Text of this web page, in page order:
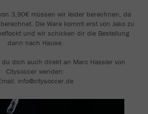
3,90€ müssen wir leider berechnen, da
Die Ware kommt erst von Jako zu
und wir schicken dir die Bestellung
dann nach Hause.
du dich auch direkt an Marc Hassler von
Citysoccer wenden:
info@citysoccer.de